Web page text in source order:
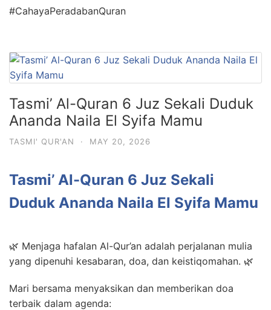
#CahayaPeradabanQuran
Tasmi’ Al-Quran 6 Juz Sekali Duduk
Ananda Naila El Syifa Mamu
TASMI' QUR'AN · MAY 20, 2026
Tasmi’ Al-Quran 6 Juz Sekali
Duduk Ananda Naila El Syifa Mamu
🌿 Menjaga hafalan Al-Qur’an adalah perjalanan mulia
yang dipenuhi kesabaran, doa, dan keistiqomahan. 🌿
Mari bersama menyaksikan dan memberikan doa
terbaik dalam agenda: